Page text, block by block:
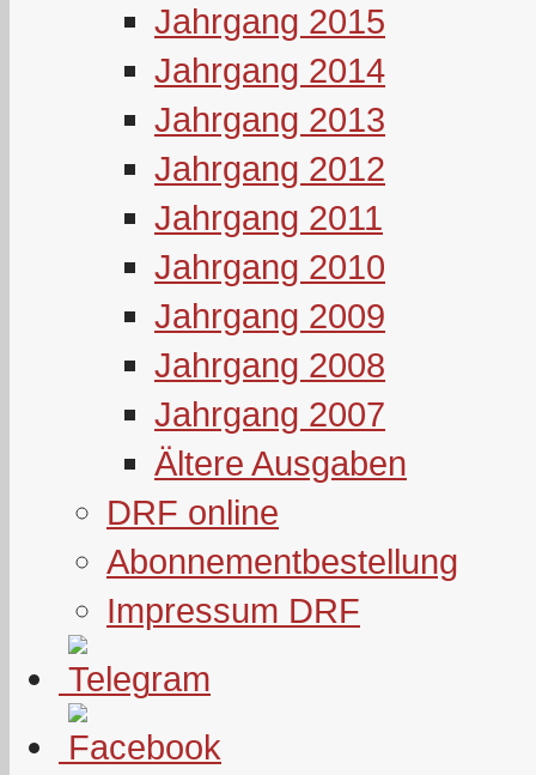
Jahrgang 2015
Jahrgang 2014
Jahrgang 2013
Jahrgang 2012
Jahrgang 2011
Jahrgang 2010
Jahrgang 2009
Jahrgang 2008
Jahrgang 2007
Ältere Ausgaben
DRF online
Abonnementbestellung
Impressum DRF